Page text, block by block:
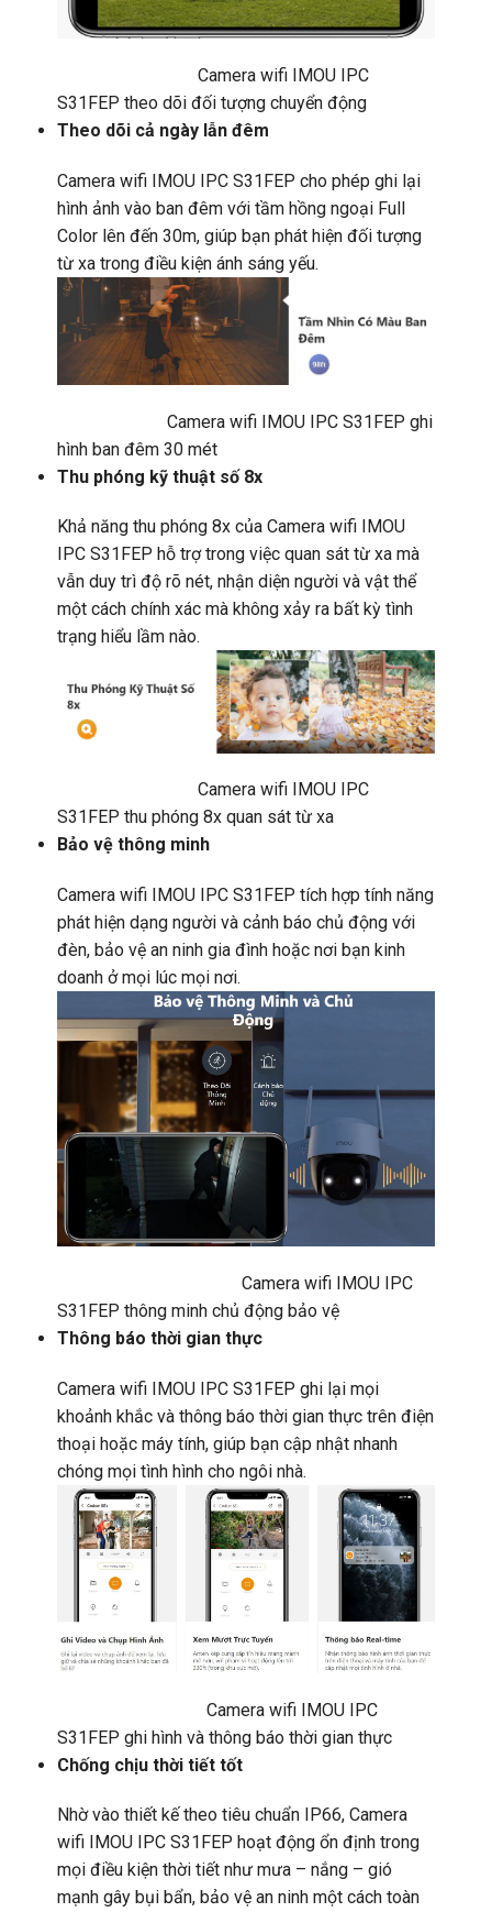
Camera wifi IMOU IPC
S31FEP theo dõi đối tượng chuyển động
Theo dõi cả ngày lẫn đêm
Camera wifi IMOU IPC S31FEP cho phép ghi lại
hình ảnh vào ban đêm với tầm hồng ngoại Full
Color lên đến 30m, giúp bạn phát hiện đối tượng
từ xa trong điều kiện ánh sáng yếu.
Camera wifi IMOU IPC S31FEP ghi
hình ban đêm 30 mét
Thu phóng kỹ thuật số 8x
Khả năng thu phóng 8x của Camera wifi IMOU
IPC S31FEP hỗ trợ trong việc quan sát từ xa mà
vẫn duy trì độ rõ nét, nhận diện người và vật thể
một cách chính xác mà không xảy ra bất kỳ tình
trạng hiểu lầm nào.
Camera wifi IMOU IPC
S31FEP thu phóng 8x quan sát từ xa
Bảo vệ thông minh
Camera wifi IMOU IPC S31FEP tích hợp tính năng
phát hiện dạng người và cảnh báo chủ động với
đèn, bảo vệ an ninh gia đình hoặc nơi bạn kinh
doanh ở mọi lúc mọi nơi.
Camera wifi IMOU IPC
S31FEP thông minh chủ động bảo vệ
Thông báo thời gian thực
Camera wifi IMOU IPC S31FEP ghi lại mọi
khoảnh khắc và thông báo thời gian thực trên điện
thoại hoặc máy tính, giúp bạn cập nhật nhanh
chóng mọi tình hình cho ngôi nhà.
Camera wifi IMOU IPC
S31FEP ghi hình và thông báo thời gian thực
Chống chịu thời tiết tốt
Nhờ vào thiết kế theo tiêu chuẩn IP66, Camera
wifi IMOU IPC S31FEP hoạt động ổn định trong
mọi điều kiện thời tiết như mưa – nắng – gió
mạnh gây bụi bẩn, bảo vệ an ninh một cách toàn